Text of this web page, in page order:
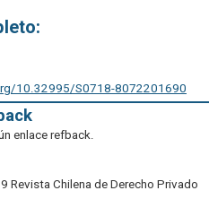
10.32995/S0718-8072201690
enlace refback.
Revista Chilena de Derecho Privado